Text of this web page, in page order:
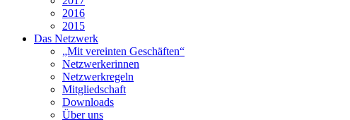
2016
2015
Das Netzwerk
„Mit vereinten Geschäften“
Netzwerkerinnen
Netzwerkregeln
Mitgliedschaft
Downloads
Über uns